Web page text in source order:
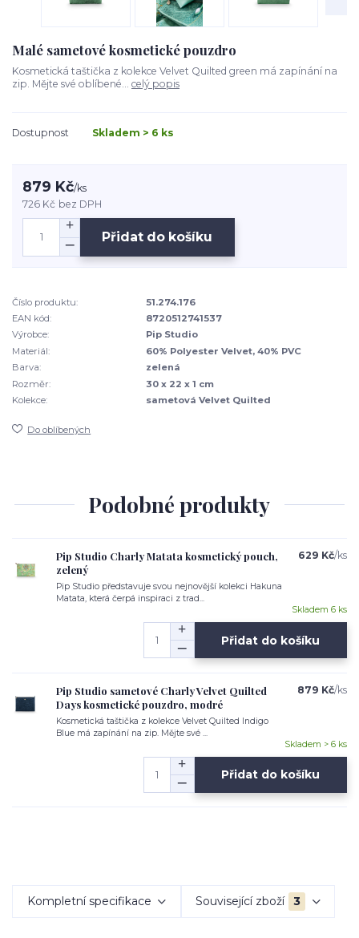
Malé sametové kosmetické pouzdro
Kosmetická taštička z kolekce Velvet Quilted green má zapínání na
zip. Mějte své oblíbené... celý popis
Dostupnost Skladem > 6 ks
879 Kč/ks
726 Kč bez DPH
Přidat do košíku
Číslo produktu:
51.274.176
EAN kód:
8720512741537
Výrobce:
Pip Studio
Materiál:
60% Polyester Velvet, 40% PVC
Barva:
zelená
Rozměr:
30 x 22 x 1 cm
Kolekce:
sametová Velvet Quilted
Do oblíbených
Podobné produkty
Pip Studio Charly Matata kosmetický pouch,
zelený
Pip Studio představuje svou nejnovější kolekci Hakuna
Matata, která čerpá inspiraci z trad...
629 Kč/ks
Skladem 6 ks
Přidat do košíku
Pip Studio sametové Charly Velvet Quilted
Days kosmetické pouzdro, modré
Kosmetická taštička z kolekce Velvet Quilted Indigo
Blue má zapínání na zip. Mějte své ...
879 Kč/ks
Skladem > 6 ks
Přidat do košíku
Kompletní specifikace Související zboží 3